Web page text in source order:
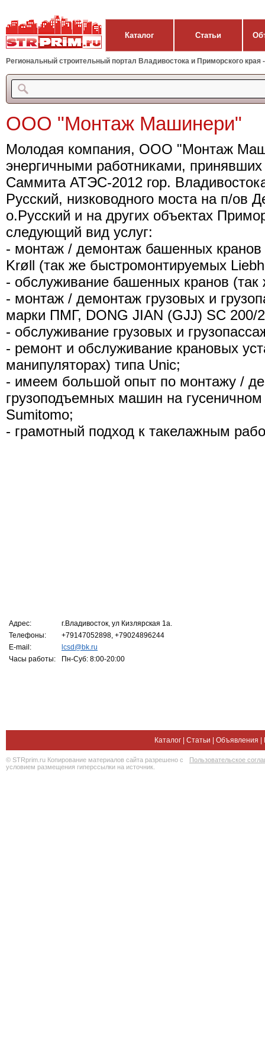
Каталог Статьи
Региональный строительный портал Владивостока и Приморского края
ООО "Монтаж Машинери"
Молодая компания, ООО "Монтаж
энергичными работниками, принявших
Саммита АТЭС-2012 гор.
Русский, низководного моста на п/ов
о.Русский и на других объектах
следующий вид услуг:
- монтаж / демонтаж башенных
Krøll (так же быстромонтируемых
- обслуживание башенных кранов
- монтаж / демонтаж грузовых и
марки ПМГ, DONG JIAN (GJJ) SC 200/
- обслуживание грузовых и
- ремонт и обслуживание крановых
манипуляторах) типа Unic;
- имеем большой опыт по монтажу /
грузоподъемных машин на
Sumitomo;
- грамотный подход к такелажным
Адрес:
г.Владивосток, ул Кизлярская 1а.
Телефоны:
+79147052898, +79024896244
E-mail:
lcsd@bk.ru
Часы работы:
Пн-Суб: 8:00-20:00
Каталог Статьи Объявления
© STRprim.ru Копирование материалов сайта разрешено с
условием размещения гиперссылки на источник.
Пользовательское